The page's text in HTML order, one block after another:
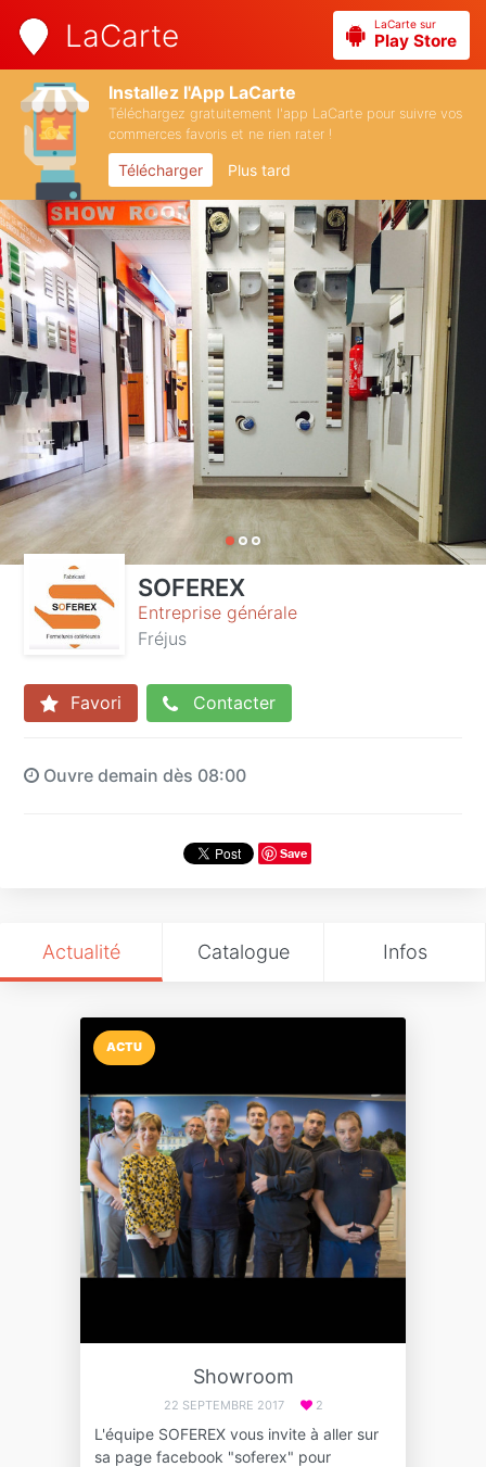
LaCarte LaCarte sur
Play Store
Installez l'App LaCarte
Téléchargez gratuitement l'app LaCarte pour suivre vos
commerces favoris et ne rien rater !
Télécharger Plus tard
SOFEREX
Entreprise générale
Fréjus
Favori Contacter
Ouvre demain dès 08:00
Save
Actualité Catalogue Infos
ACTU
Showroom
22 SEPTEMBRE 2017 2
L'équipe SOFEREX vous invite à aller sur
sa page facebook "soferex" pour